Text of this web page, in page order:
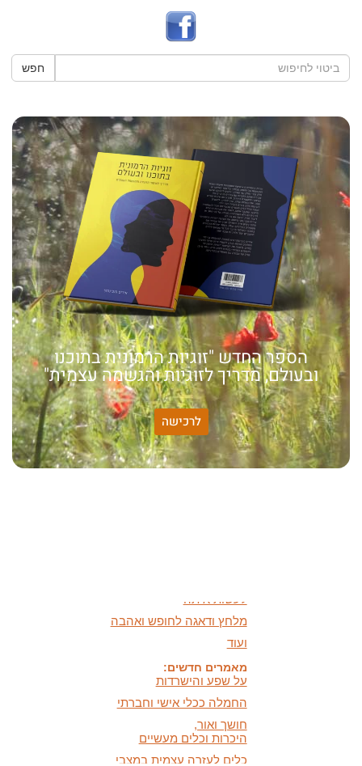
חפש
הספר החדש "זוגיות הרמונית בתוכנו
ובעולם, מדריך לזוגיות והגשמה עצמית"
לרכישה
האמונה שלי:
שונות היא שפע של אפשרויות,
עד שנותנים לה שם וקוראים
לה לקות.
אתר חדש:
מאמרים חדשים:
על שפע והישרדות
החמלה ככלי אישי וחברתי
חושך ואור,
היכרות וכלים מעשיים
כלים לעזרה עצמית במצבי
המידעון החדש: